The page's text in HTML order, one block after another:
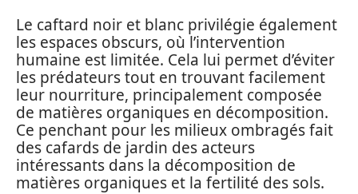
Le caftard noir et blanc privilégie également
les espaces obscurs, où l’intervention
humaine est limitée. Cela lui permet d’éviter
les prédateurs tout en trouvant facilement
leur nourriture, principalement composée
de matières organiques en décomposition.
Ce penchant pour les milieux ombragés fait
des cafards de jardin des acteurs
intéressants dans la décomposition de
matières organiques et la fertilité des sols.